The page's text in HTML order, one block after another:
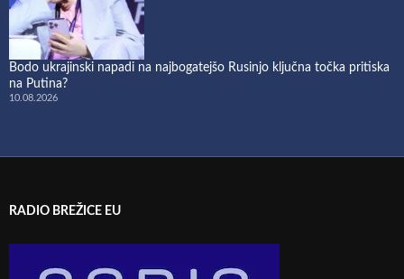
Bodo ukrajinski napadi na najbogatejšo Rusinjo ključna točka pritiska
na Putina?
10.08.2026
RADIO BREŽICE EU